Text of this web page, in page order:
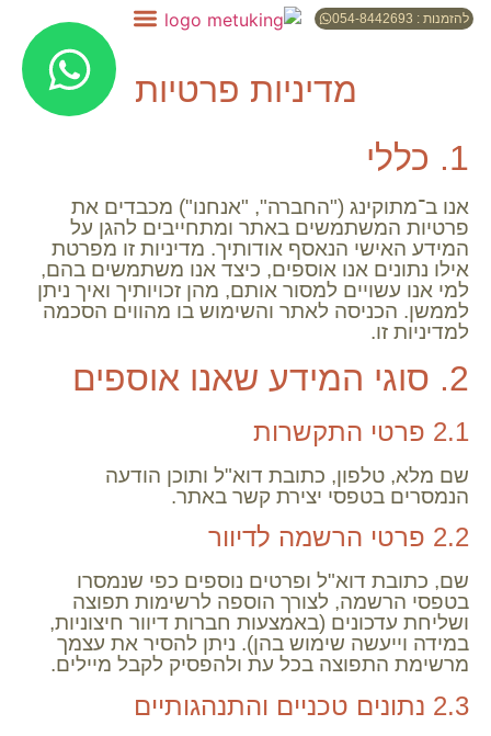
להזמנות : 054-8442693
מדיניות פרטיות
1. כללי
אנו ב־מתוקינג ("החברה", "אנחנו") מכבדים את
פרטיות המשתמשים באתר ומתחייבים להגן על
המידע האישי הנאסף אודותיך. מדיניות זו מפרטת
אילו נתונים אנו אוספים, כיצד אנו משתמשים בהם,
למי אנו עשויים למסור אותם, מהן זכויותיך ואיך ניתן
לממשן. הכניסה לאתר והשימוש בו מהווים הסכמה
למדיניות זו.
2. סוגי המידע שאנו אוספים
2.1 פרטי התקשרות
שם מלא, טלפון, כתובת דוא"ל ותוכן הודעה
הנמסרים בטפסי יצירת קשר באתר.
2.2 פרטי הרשמה לדיוור
שם, כתובת דוא"ל ופרטים נוספים כפי שנמסרו
בטפסי הרשמה, לצורך הוספה לרשימות תפוצה
ושליחת עדכונים (באמצעות חברות דיוור חיצוניות,
במידה וייעשה שימוש בהן). ניתן להסיר את עצמך
מרשימת התפוצה בכל עת ולהפסיק לקבל מיילים.
2.3 נתונים טכניים והתנהגותיים